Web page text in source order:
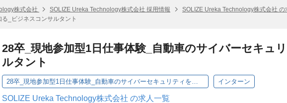
株式会社 SOLIZE Ureka Technology株式会社 採用情報 SOLIZE Ureka Technology株式会社 の
_ビジネスコンサルタント
28卒_現地参加型1日仕事体験_自動車のサイバーセキュ
ルタント
28卒_現地参加型1日仕事体験_自動車のサイバーセキュリティを知る_ビジネスコンサルタント インターン
SOLIZE Ureka Technology株式会社 の求人一覧